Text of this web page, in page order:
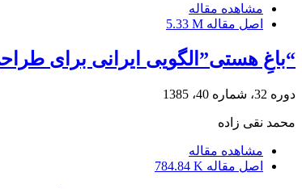
مشاهده مقاله
اصل مقاله 5.33 M
“باغِ هستی”الگویی ایرانی برای
دوره 32، شماره 40، 1385
محمد نقی زاده
مشاهده مقاله
اصل مقاله 784.84 K